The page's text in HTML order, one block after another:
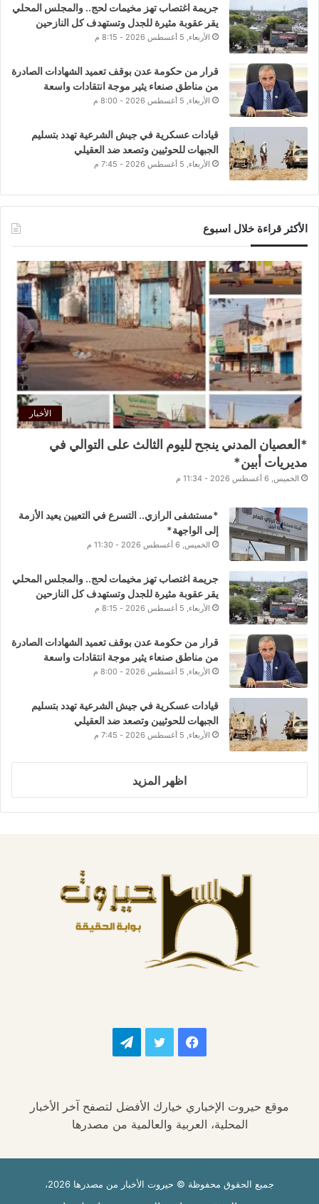
جريمة اغتصاب تهز مخيمات لحج.. والمجلس المحلي
يقر عقوبة مثيرة للجدل وتستهدف كل النازحين
الأربعاء, 5 أغسطس 2026 - 8:15 م
قرار من حكومة عدن بوقف تعميد الشهادات الصادرة
من مناطق صنعاء يثير موجة انتقادات واسعة
الأربعاء, 5 أغسطس 2026 - 8:00 م
قيادات عسكرية في جيش الشرعية تهدد بتسليم
الجبهات للحوثيين وتصعد ضد العقيلي
الأربعاء, 5 أغسطس 2026 - 7:45 م
الأكثر قراءة خلال اسبوع
الأخبار
*العصيان المدني ينجح لليوم الثالث على التوالي في
مديريات أبين*
الخميس, 6 أغسطس 2026 - 11:34 م
*مستشفى الرازي.. التسرع في التعيين يعيد الأزمة
إلى الواجهة*
الخميس, 6 أغسطس 2026 - 11:30 م
جريمة اغتصاب تهز مخيمات لحج.. والمجلس المحلي
يقر عقوبة مثيرة للجدل وتستهدف كل النازحين
الأربعاء, 5 أغسطس 2026 - 8:15 م
قرار من حكومة عدن بوقف تعميد الشهادات الصادرة
من مناطق صنعاء يثير موجة انتقادات واسعة
الأربعاء, 5 أغسطس 2026 - 8:00 م
قيادات عسكرية في جيش الشرعية تهدد بتسليم
الجبهات للحوثيين وتصعد ضد العقيلي
الأربعاء, 5 أغسطس 2026 - 7:45 م
اظهر المزيد
فيسبوك تويتر تيلقرام
موقع حيروت الإخباري خيارك الأفضل لتصفح آخر الأخبار
المحلية، العربية والعالمية من مصدرها
جميع الحقوق محفوظة © حيروت الأخبار من مصدرها 2026،